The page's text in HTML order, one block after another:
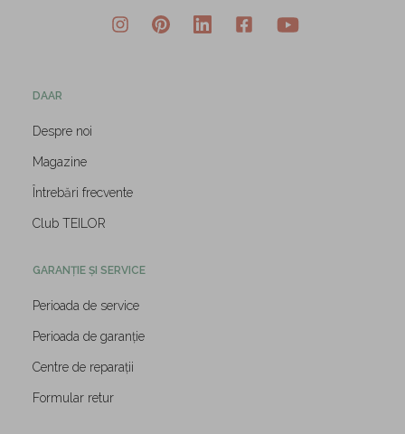
DAAR
Despre noi
Magazine
Întrebări frecvente
Club TEILOR
GARANȚIE ȘI SERVICE
Perioada de service
Perioada de garanție
Centre de reparații
Formular retur